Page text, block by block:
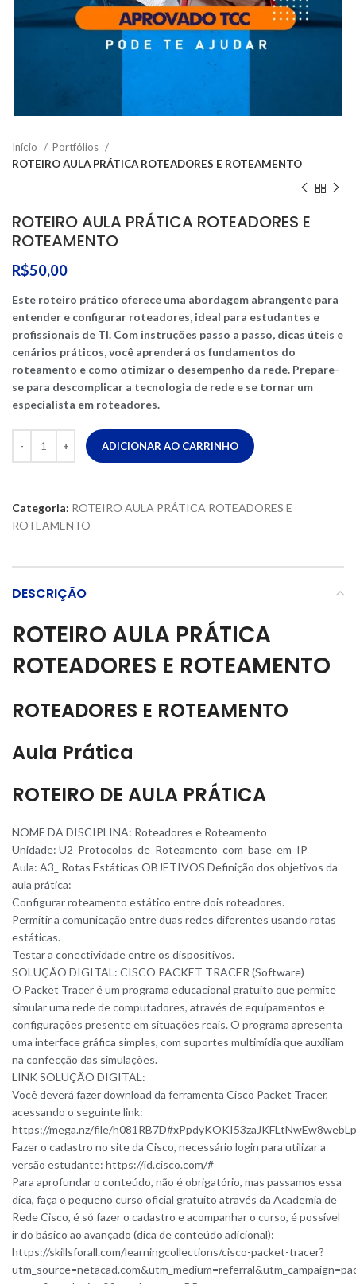
Início
Portfólios
ROTEIRO AULA PRÁTICA ROTEADORES E ROTEAMENTO
ROTEIRO AULA PRÁTICA ROTEADORES E
ROTEAMENTO
R$50,00
Este roteiro prático oferece uma abordagem abrangente para
entender e configurar roteadores, ideal para estudantes e
profissionais de TI. Com instruções passo a passo, dicas úteis e
cenários práticos, você aprenderá os fundamentos do
roteamento e como otimizar o desempenho da rede. Prepare-
se para descomplicar a tecnologia de rede e se tornar um
especialista em roteadores.
ADICIONAR AO CARRINHO
Categoria: ROTEIRO AULA PRÁTICA ROTEADORES E
ROTEAMENTO
DESCRIÇÃO
ROTEIRO AULA PRÁTICA
ROTEADORES E ROTEAMENTO
ROTEADORES E ROTEAMENTO
Aula Prática
ROTEIRO DE AULA PRÁTICA
NOME DA DISCIPLINA: Roteadores e Roteamento
Unidade: U2_Protocolos_de Roteamento_com_base_em_IP
Aula: A3_ Rotas Estáticas OBJETIVOS Definição dos objetivos da
aula prática:
Configurar roteamento estático entre dois roteadores.
Permitir a comunicação entre duas redes diferentes usando rotas
estáticas.
Testar a conectividade entre os dispositivos.
SOLUÇÃO DIGITAL: CISCO PACKET TRACER (Software)
O Packet Tracer é um programa educacional gratuito que permite
simular uma rede de computadores, através de equipamentos e
configurações presente em situações reais. O programa apresenta
uma interface gráfica simples, com suportes multimídia que auxiliam
na confecção das simulações.
LINK SOLUÇÃO DIGITAL:
Você deverá fazer download da ferramenta Cisco Packet Tracer,
acessando o seguinte link:
https://mega.nz/file/
Fazer o cadastro no site da Cisco, necessário login para utilizar a
versão estudante: https://id.cisco.com/#
Para aprofundar o conteúdo, não é obrigatório, mas passamos essa
dica, faça o pequeno curso oficial gratuito através da Academia de
Rede Cisco, é só fazer o cadastro e acompanhar o curso, é possível
ir do básico ao avançado (dica de conteúdo adicional):
https://skillsforall.com/learningcollections/cisco-packet-tracer?